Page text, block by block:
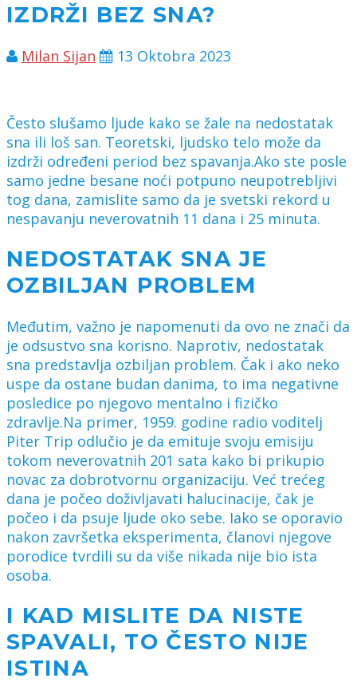
IZDRŽI BEZ SNA?
Milan Sijan 13 Oktobra 2023
Često slušamo ljude kako se žale na nedostatak
sna ili loš san. Teoretski, ljudsko telo može da
izdrži određeni period bez spavanja.Ako ste posle
samo jedne besane noći potpuno neupotrebljivi
tog dana, zamislite samo da je svetski rekord u
nespavanju neverovatnih 11 dana i 25 minuta.
NEDOSTATAK SNA JE
OZBILJAN PROBLEM
Međutim, važno je napomenuti da ovo ne znači da
je odsustvo sna korisno. Naprotiv, nedostatak
sna predstavlja ozbiljan problem. Čak i ako neko
uspe da ostane budan danima, to ima negativne
posledice po njegovo mentalno i fizičko
zdravlje.Na primer, 1959. godine radio voditelj
Piter Trip odlučio je da emituje svoju emisiju
tokom neverovatnih 201 sata kako bi prikupio
novac za dobrotvornu organizaciju. Već trećeg
dana je počeo doživljavati halucinacije, čak je
počeo i da psuje ljude oko sebe. Iako se oporavio
nakon završetka eksperimenta, članovi njegove
porodice tvrdili su da više nikada nije bio ista
osoba.
I KAD MISLITE DA NISTE
SPAVALI, TO ČESTO NIJE
ISTINA